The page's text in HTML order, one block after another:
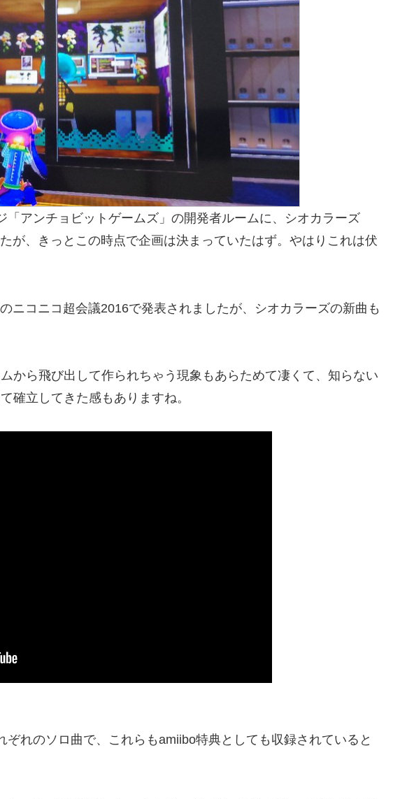
「アンチョビットゲームズ」の開発者ルームに、シオカラーズ
が、きっとこの時点で企画は決まっていたはず。やはりこれは伏
ニコニコ超会議2016で発表されましたが、シオカラーズの新曲も
から飛び出して作られちゃう現象もあらためて凄くて、知らない
確立してきた感もありますね。
ぞれのソロ曲で、これらもamiibo特典としても収録されていると